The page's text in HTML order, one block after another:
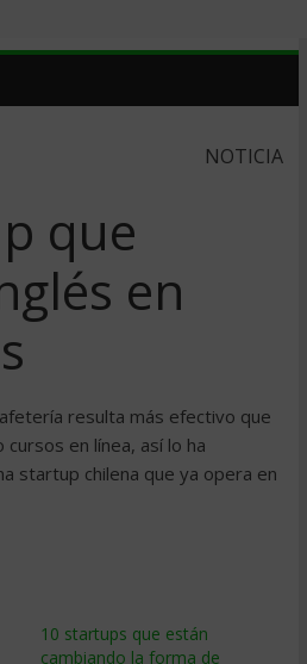
NOTICIA
que
en
resulta más efectivo que
en línea, así lo ha
startup chilena que ya opera en
10 startups que están
cambiando la forma de